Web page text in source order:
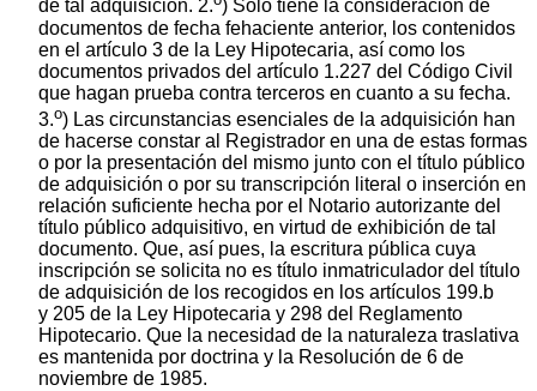
de tal adquisición. 2. ) Sólo tiene la consideración de
documentos de fecha fehaciente anterior, los contenidos
en el artículo 3 de la Ley Hipotecaria, así como los
documentos privados del artículo 1.227 del Código Civil
que hagan prueba contra terceros en cuanto a su fecha.
3.o) Las circunstancias esenciales de la adquisición han
de hacerse constar al Registrador en una de estas formas
o por la presentación del mismo junto con el título público
de adquisición o por su transcripción literal o inserción en
relación suficiente hecha por el Notario autorizante del
título público adquisitivo, en virtud de exhibición de tal
documento. Que, así pues, la escritura pública cuya
inscripción se solicita no es título inmatriculador del título
de adquisición de los recogidos en los artículos 199.b
y 205 de la Ley Hipotecaria y 298 del Reglamento
Hipotecario. Que la necesidad de la naturaleza traslativa
es mantenida por doctrina y la Resolución de 6 de
noviembre de 1985.